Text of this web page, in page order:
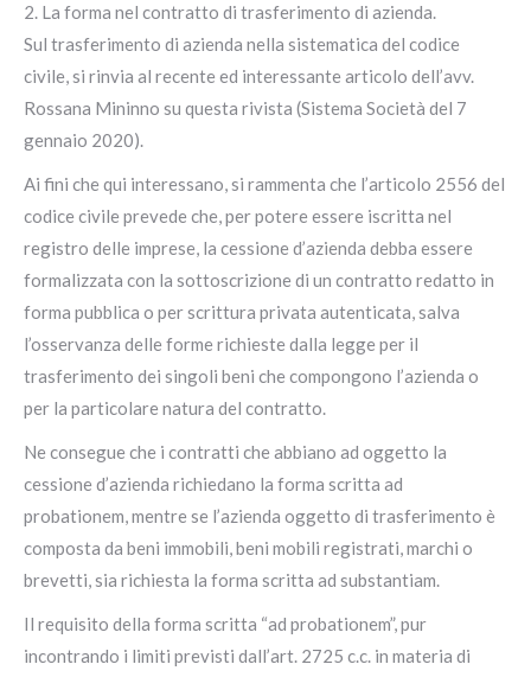
2. La forma nel contratto di trasferimento di azienda.
Sul trasferimento di azienda nella sistematica del codice
civile, si rinvia al recente ed interessante articolo dell’avv.
Rossana Mininno su questa rivista (Sistema Società del 7
gennaio 2020).
Ai fini che qui interessano, si rammenta che l’articolo 2556 del
codice civile prevede che, per potere essere iscritta nel
registro delle imprese, la cessione d’azienda debba essere
formalizzata con la sottoscrizione di un contratto redatto in
forma pubblica o per scrittura privata autenticata, salva
l’osservanza delle forme richieste dalla legge per il
trasferimento dei singoli beni che compongono l’azienda o
per la particolare natura del contratto.
Ne consegue che i contratti che abbiano ad oggetto la
cessione d’azienda richiedano la forma scritta ad
probationem, mentre se l’azienda oggetto di trasferimento è
composta da beni immobili, beni mobili registrati, marchi o
brevetti, sia richiesta la forma scritta ad substantiam.
Il requisito della forma scritta “ad probationem”, pur
incontrando i limiti previsti dall’art. 2725 c.c. in materia di